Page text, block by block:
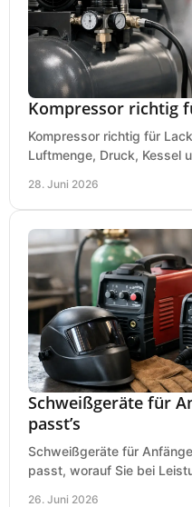
Kompressor richtig
Kompressor richtig für
Luftmenge, Druck, Kessel
28. Juni 2026
Schweißgeräte für
passt’s
Schweißgeräte für
passt, worauf Sie bei
26. Juni 2026